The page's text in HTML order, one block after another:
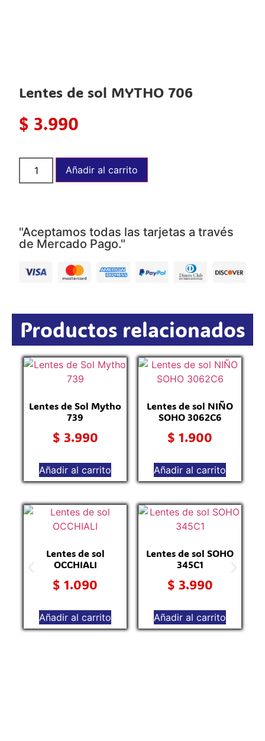
Lentes de sol MYTHO 706
$ 3.990
Añadir al carrito
"Aceptamos todas las tarjetas a través
de Mercado Pago."
Productos relacionados
Lentes de Sol Mytho
739
$ 3.990
Añadir al carrito
Lentes de sol NIÑO
SOHO 3062C6
$ 1.900
Añadir al carrito
Lentes de sol
OCCHIALI
$ 1.090
Añadir al carrito
Lentes de sol SOHO
345C1
$ 3.990
Añadir al carrito